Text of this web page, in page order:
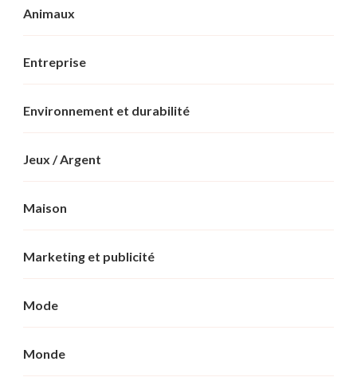
Animaux
Entreprise
Environnement et durabilité
Jeux / Argent
Maison
Marketing et publicité
Mode
Monde